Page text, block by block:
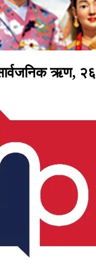
ऋण, २६